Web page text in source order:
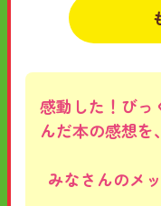
感動した！びっ
んだ本の感想
みなさんのメ